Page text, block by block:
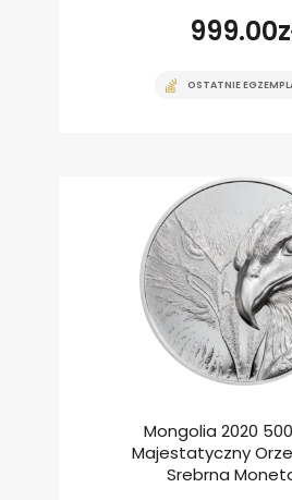
999.00
OSTATNIE
Mongolia 2020
Majestatyczny
Srebrna